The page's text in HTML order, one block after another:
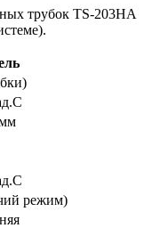
трубок TS-203HA
режим)